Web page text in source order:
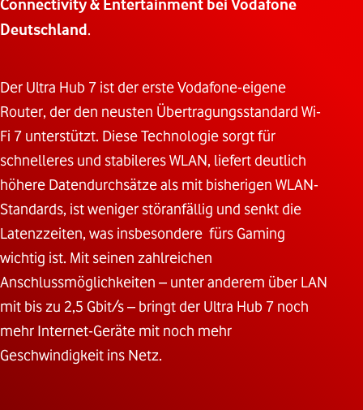
Connectivity & Entertainment bei Vodafone
Deutschland.
Der Ultra Hub 7 ist der erste Vodafone-eigene
Router, der den neusten Übertragungsstandard Wi-
Fi 7 unterstützt. Diese Technologie sorgt für
schnelleres und stabileres WLAN, liefert deutlich
höhere Datendurchsätze als mit bisherigen WLAN-
Standards, ist weniger störanfällig und senkt die
Latenzzeiten, was insbesondere fürs Gaming
wichtig ist. Mit seinen zahlreichen
Anschlussmöglichkeiten – unter anderem über LAN
mit bis zu 2,5 Gbit/s – bringt der Ultra Hub 7 noch
mehr Internet-Geräte mit noch mehr
Geschwindigkeit ins Netz.